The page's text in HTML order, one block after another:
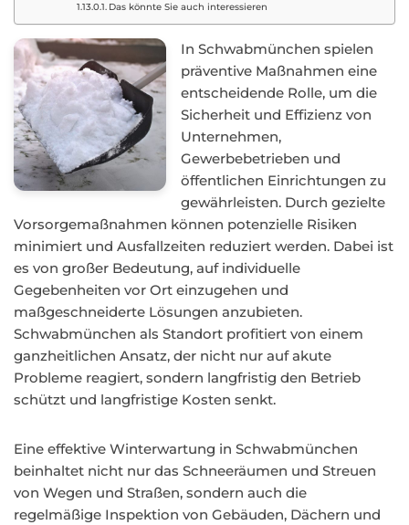
Das könnte Sie auch interessieren
In Schwabmünchen spielen
präventive Maßnahmen eine
entscheidende Rolle, um die
Sicherheit und Effizienz von
Unternehmen,
Gewerbebetrieben und
öffentlichen Einrichtungen zu
gewährleisten. Durch gezielte
Vorsorgemaßnahmen können potenzielle Risiken
minimiert und Ausfallzeiten reduziert werden. Dabei ist
es von großer Bedeutung, auf individuelle
Gegebenheiten vor Ort einzugehen und
maßgeschneiderte Lösungen anzubieten.
Schwabmünchen als Standort profitiert von einem
ganzheitlichen Ansatz, der nicht nur auf akute
Probleme reagiert, sondern langfristig den Betrieb
schützt und langfristige Kosten senkt.
Eine effektive Winterwartung in Schwabmünchen
beinhaltet nicht nur das Schneeräumen und Streuen
von Wegen und Straßen, sondern auch die
regelmäßige Inspektion von Gebäuden, Dächern und